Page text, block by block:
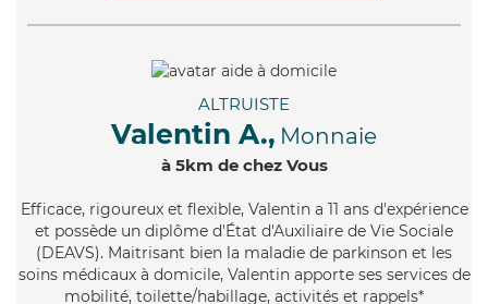
ALTRUISTE
Valentin A., Monnaie
à 5km de chez Vous
Efficace, rigoureux et flexible, Valentin a 11 ans d'expérience
et possède un diplôme d'État d'Auxiliaire de Vie Sociale
(DEAVS). Maitrisant bien la maladie de parkinson et les
soins médicaux à domicile, Valentin apporte ses services de
mobilité, toilette/habillage, activités et rappels*